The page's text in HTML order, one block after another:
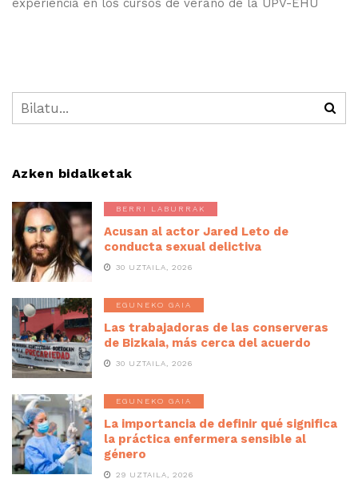
Azken bidalketak
BERRI LABURRAK
Acusan al actor Jared Leto de
conducta sexual delictiva
30 UZTAILA, 2026
EGUNEKO GAIA
Las trabajadoras de las conserveras
de Bizkaia, más cerca del acuerdo
30 UZTAILA, 2026
EGUNEKO GAIA
La importancia de definir qué significa
la práctica enfermera sensible al
género
29 UZTAILA, 2026